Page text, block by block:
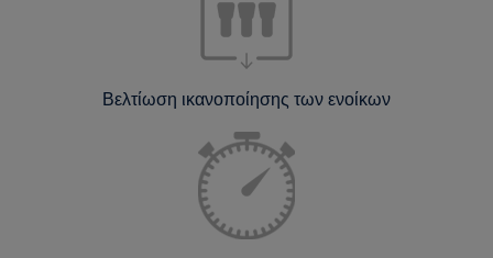
Βελτίωση ικανοποίησης των ενοίκων